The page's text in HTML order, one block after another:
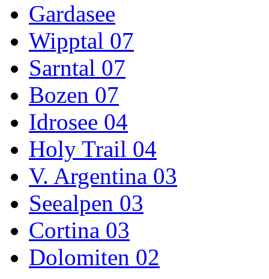
Gardasee
Wipptal 07
Sarntal 07
Bozen 07
Idrosee 04
Holy Trail 04
V. Argentina 03
Seealpen 03
Cortina 03
Dolomiten 02